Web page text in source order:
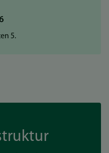
5.